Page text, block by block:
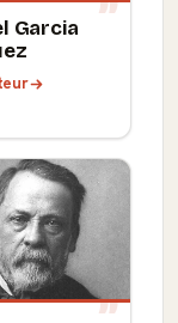
Garcia